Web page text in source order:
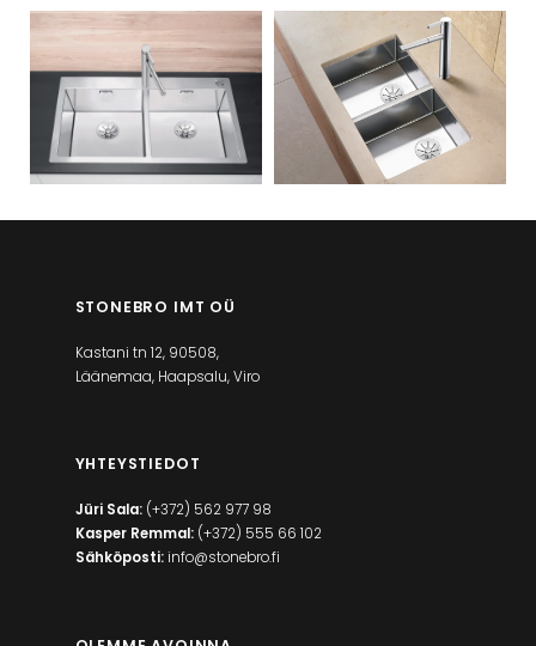
STONEBRO IMT OÜ
Kastani tn 12, 90508,
Läänemaa, Haapsalu, Viro
YHTEYSTIEDOT
Jüri Sala: (+372) 562 977 98
Kasper Remmal: (+372) 555 66 102
Sähköposti: info@stonebro.fi